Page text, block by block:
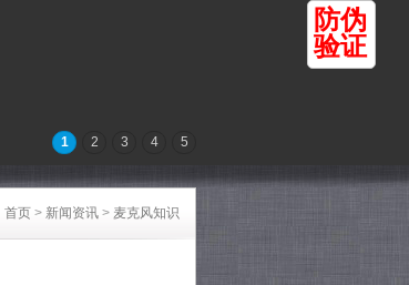
防伪
验证
1 2 3 4 5
首页 > 新闻资讯 > 麦克风知识